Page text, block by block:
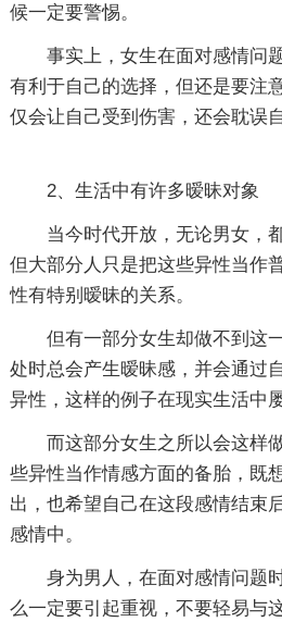
候一定要警惕。
事实上，女生在面对感情问
有利于自己的选择，但还是要注
仅会让自己受到伤害，还会耽误
2、生活中有许多暧昧对象
当今时代开放，无论男女，
但大部分人只是把这些异性当作
性有特别暧昧的关系。
但有一部分女生却做不到这
处时总会产生暧昧感，并会通过
异性，这样的例子在现实生活中
而这部分女生之所以会这样
些异性当作情感方面的备胎，既
出，也希望自己在这段感情结束
感情中。
身为男人，在面对感情问题
么一定要引起重视，不要轻易与